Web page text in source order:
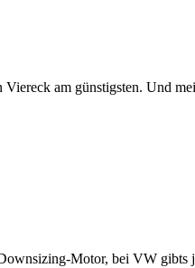
am günstigsten. Und
Motor, bei VW gibts